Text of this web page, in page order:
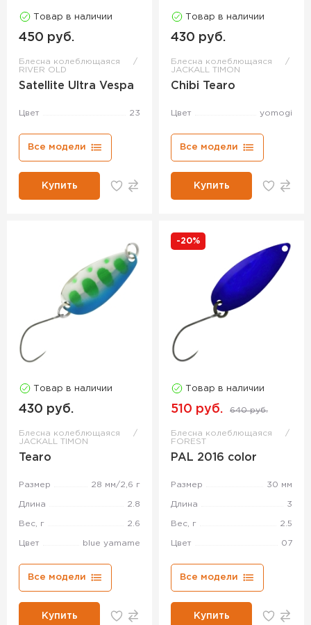
Товар в наличии
450 руб.
Блесна колеблющаяся
RIVER OLD
Satellite Ultra Vespa
Цвет 23
Все модели
Купить
Товар в наличии
430 руб.
Блесна колеблющаяся
JACKALL TIMON
Chibi Tearo
Цвет yomogi
Все модели
Купить
Товар в наличии
430 руб.
Блесна колеблющаяся
JACKALL TIMON
Tearo
Размер 28 мм/2,6 г
Длина 2.8
Вес, г 2.6
Цвет blue yamame
Все модели
Купить
-20%
Товар в наличии
510 руб. 640 руб.
Блесна колеблющаяся
FOREST
PAL 2016 color
Размер 30 мм
Длина 3
Вес, г 2.5
Цвет 07
Все модели
Купить